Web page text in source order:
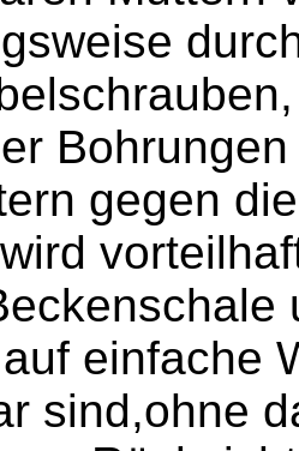
gegen
einfache
sind,ohne